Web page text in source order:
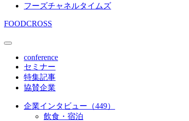
フーズチャネルタイムズ
FOODCROSS
conference
セミナー
特集記事
協賛企業
企業インタビュー（449）
飲食・宿泊